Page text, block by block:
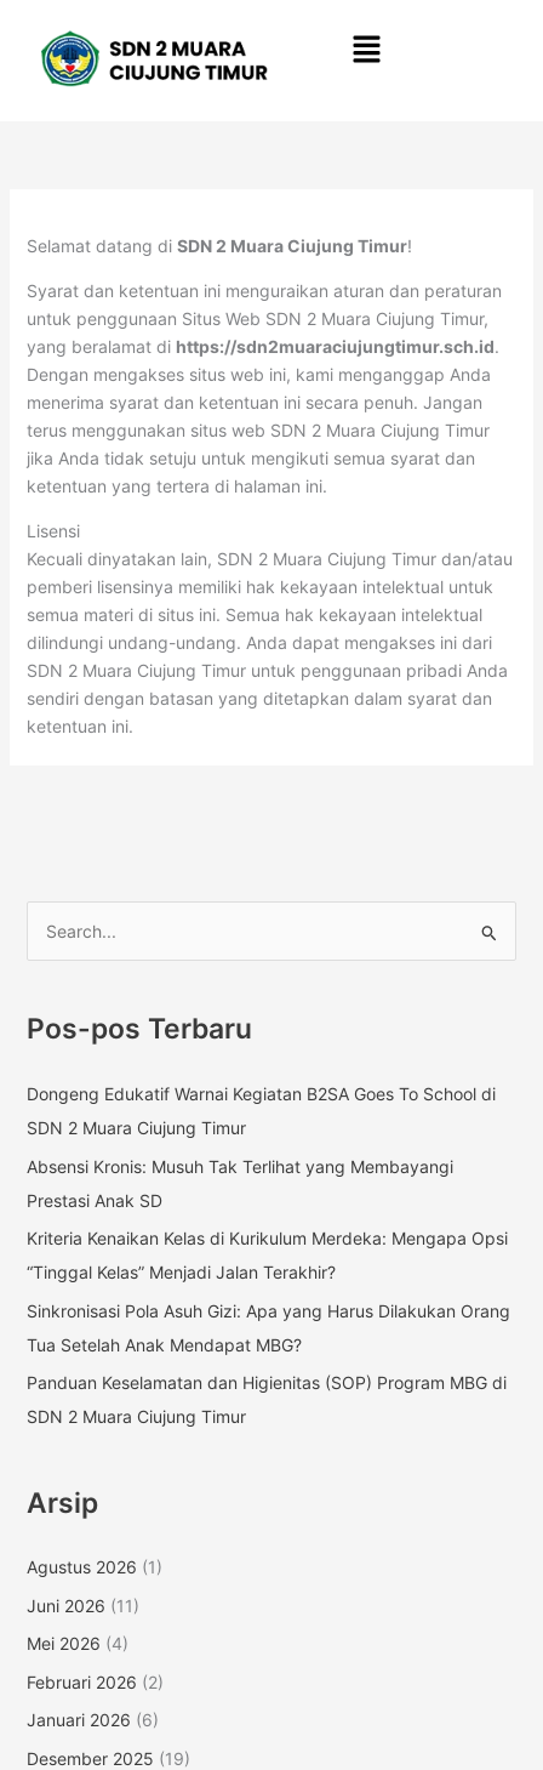
konten
Menu
Selamat datang di SDN 2 Muara Ciujung Timur!
Syarat dan ketentuan ini menguraikan aturan dan peraturan
untuk penggunaan Situs Web SDN 2 Muara Ciujung Timur,
yang beralamat di https://sdn2muaraciujungtimur.sch.id.
Dengan mengakses situs web ini, kami menganggap Anda
menerima syarat dan ketentuan ini secara penuh. Jangan
terus menggunakan situs web SDN 2 Muara Ciujung Timur
jika Anda tidak setuju untuk mengikuti semua syarat dan
ketentuan yang tertera di halaman ini.
Lisensi
Kecuali dinyatakan lain, SDN 2 Muara Ciujung Timur dan/atau
pemberi lisensinya memiliki hak kekayaan intelektual untuk
semua materi di situs ini. Semua hak kekayaan intelektual
dilindungi undang-undang. Anda dapat mengakses ini dari
SDN 2 Muara Ciujung Timur untuk penggunaan pribadi Anda
sendiri dengan batasan yang ditetapkan dalam syarat dan
ketentuan ini.
i
n
t
u
k
:
Pos-pos Terbaru
Dongeng Edukatif Warnai Kegiatan B2SA Goes To School di
SDN 2 Muara Ciujung Timur
Absensi Kronis: Musuh Tak Terlihat yang Membayangi
Prestasi Anak SD
Kriteria Kenaikan Kelas di Kurikulum Merdeka: Mengapa Opsi
“Tinggal Kelas” Menjadi Jalan Terakhir?
Sinkronisasi Pola Asuh Gizi: Apa yang Harus Dilakukan Orang
Tua Setelah Anak Mendapat MBG?
Panduan Keselamatan dan Higienitas (SOP) Program MBG di
SDN 2 Muara Ciujung Timur
Arsip
Agustus 2026 (1)
Juni 2026 (11)
Mei 2026 (4)
Februari 2026 (2)
Januari 2026 (6)
Desember 2025 (19)